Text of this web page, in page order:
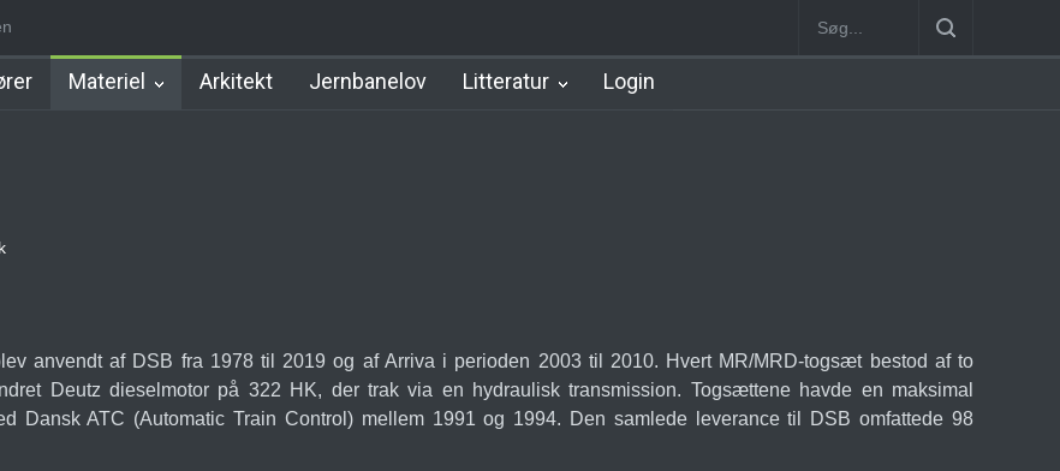
Nørrebro B Station [1886-1930]
Materiel Arkitekt Jernbanelov Litteratur Login
anvendt af DSB fra 1978 til 2019 og af Arriva i perioden 2003 til 2010. Hvert MR/MRD-togsæt bestod af to
Deutz dieselmotor på 322 HK, der trak via en hydraulisk transmission. Togsættene havde en maksimal
Dansk ATC (Automatic Train Control) mellem 1991 og 1994. Den samlede leverance til DSB omfattede 98